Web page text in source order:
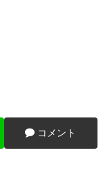
コメント